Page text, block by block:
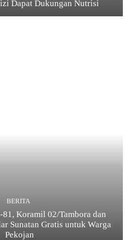
Dapat Dukungan Nutrisi
BERITA
81, Koramil 02/Tambora dan
Sunatan Gratis untuk Warga
Pekojan